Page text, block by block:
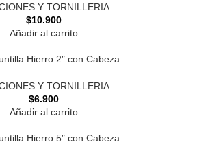
Y TORNILLERIA
$10.900
Añadir al carrito
Hierro 2″ con Cabeza
Y TORNILLERIA
$6.900
Añadir al carrito
Hierro 5″ con Cabeza